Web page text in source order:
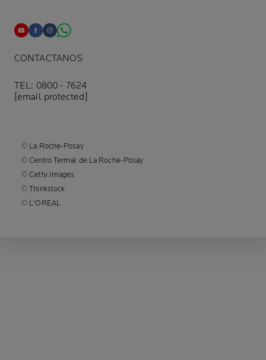
CONTACTANOS
TEL: 0800 - 7624
[email protected]
© La Roche-Posay
© Centro Termal de La Roche-Posay
© Getty Images
© Thinkstock
© L'OREAL